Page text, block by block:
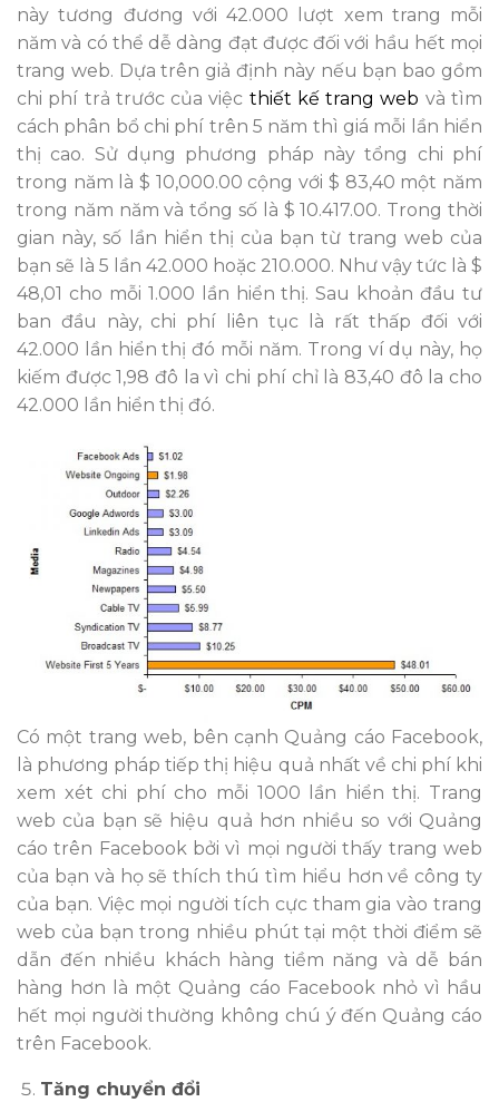
này tương đương với 42.000 lượt xem trang mỗi
năm và có thể dễ dàng đạt được đối với hầu hết mọi
trang web. Dựa trên giả định này nếu bạn bao gồm
chi phí trả trước của việc thiết kế trang web và tìm
cách phân bổ chi phí trên 5 năm thì giá mỗi lần hiển
thị cao. Sử dụng phương pháp này tổng chi phí
trong năm là $ 10,000.00 cộng với $ 83,40 một năm
trong năm năm và tổng số là $ 10.417.00. Trong thời
gian này, số lần hiển thị của bạn từ trang web của
bạn sẽ là 5 lần 42.000 hoặc 210.000. Như vậy tức là $
48,01 cho mỗi 1.000 lần hiển thị. Sau khoản đầu tư
ban đầu này, chi phí liên tục là rất thấp đối với
42.000 lần hiển thị đó mỗi năm. Trong ví dụ này, họ
kiếm được 1,98 đô la vì chi phí chỉ là 83,40 đô la cho
42.000 lần hiển thị đó.
Có một trang web, bên cạnh Quảng cáo Facebook,
là phương pháp tiếp thị hiệu quả nhất về chi phí khi
xem xét chi phí cho mỗi 1000 lần hiển thị. Trang
web của bạn sẽ hiệu quả hơn nhiều so với Quảng
cáo trên Facebook bởi vì mọi người thấy trang web
của bạn và họ sẽ thích thú tìm hiểu hơn về công ty
của bạn. Việc mọi người tích cực tham gia vào trang
web của bạn trong nhiều phút tại một thời điểm sẽ
dẫn đến nhiều khách hàng tiềm năng và dễ bán
hàng hơn là một Quảng cáo Facebook nhỏ vì hầu
hết mọi người thường không chú ý đến Quảng cáo
trên Facebook.
Tăng chuyển đổi